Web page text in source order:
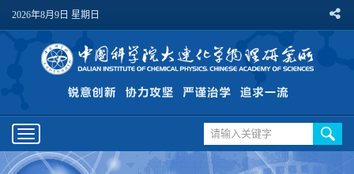
2026年8月9日 星期日
Toggle
navigation